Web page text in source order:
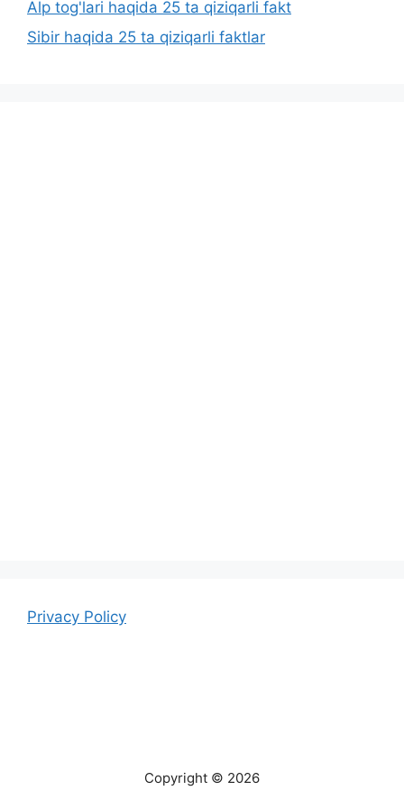
Alp tog'lari haqida 25 ta qiziqarli fakt
Sibir haqida 25 ta qiziqarli faktlar
Privacy Policy
Copyright © 2026